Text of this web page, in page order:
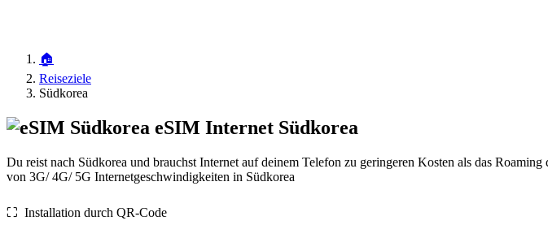
🏠
Reiseziele
Südkorea
eSIM Internet Südkorea
Du reist nach Südkorea und brauchst Internet auf deinem Telefon zu geringeren Kosten als das
von 3G/ 4G/ 5G Internetgeschwindigkeiten in Südkorea
⛶️️ Installation durch QR-Code